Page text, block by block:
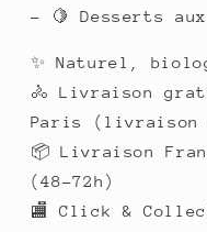
- 🍋 Desserts
✨ Naturel,
🚴 Livraison
Paris
📦 Livraison
(48-72h)
🏬 Click &